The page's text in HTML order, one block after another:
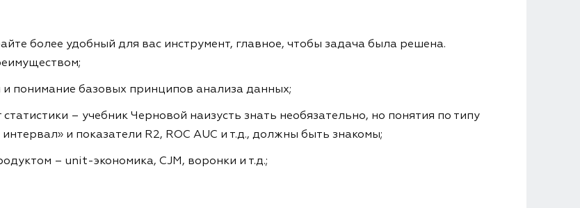
более удобный для вас инструмент, главное, чтобы задача была решена.
понимание базовых принципов анализа данных;
– учебник Черновой наизусть знать необязательно, но понятия по типу
и показатели R2, ROC AUC и т.д., должны быть знакомы;
– unit-экономика, CJM, воронки и т.д.;